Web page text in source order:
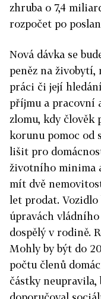
zhruba o 7,4
rozpočet po
Nová dávka se
peněz na živobytí,
práci či její
příjmu a pracovní
zlomu, kdy
korunu pomoc od
lišit pro
životního minima
mít dvě
let prodat.
úpravách
dospělý v rodině.
Mohly by být do
počtu členů
částky